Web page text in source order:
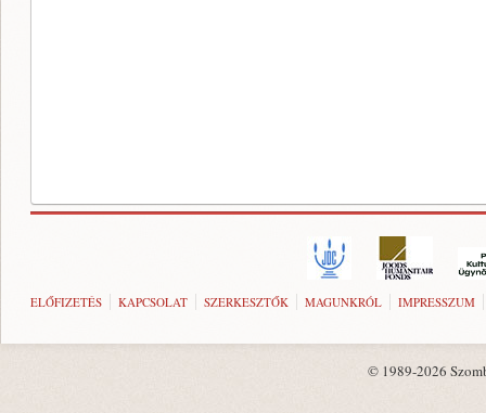
ELŐFIZETÉS KAPCSOLAT SZERKESZTŐK MAGUNKRÓL IMPRESSZUM
© 1989-2026